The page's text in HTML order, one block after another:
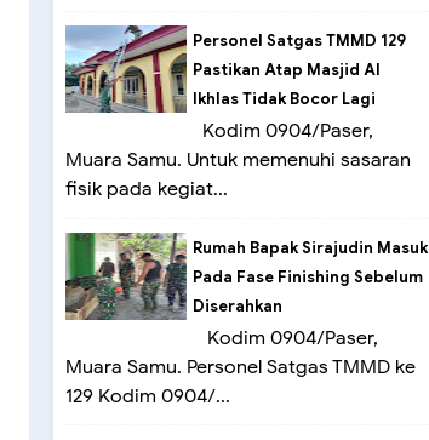
Personel Satgas TMMD 129
Pastikan Atap Masjid Al
Ikhlas Tidak Bocor Lagi
Kodim 0904/Paser,
Muara Samu. Untuk memenuhi sasaran
fisik pada kegiat...
Rumah Bapak Sirajudin Masuk
Pada Fase Finishing Sebelum
Diserahkan
Kodim 0904/Paser,
Muara Samu. Personel Satgas TMMD ke
129 Kodim 0904/...